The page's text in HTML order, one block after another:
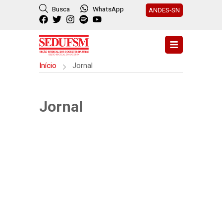
Busca WhatsApp ANDES-SN
Início Jornal
Jornal